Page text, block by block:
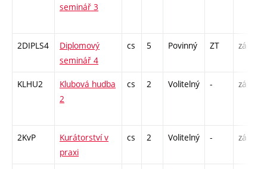
seminář 3
2DIPLS4
Diplomový
seminář 4
cs 5 Povinný ZT zá
KLHU2
Klubová hudba
2
cs 2 Volitelný - zá
2KvP
Kurátorství v
praxi
cs 2 Volitelný - zá